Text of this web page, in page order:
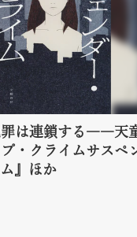
罪は連鎖する――天
・クライムサスペ
』ほか